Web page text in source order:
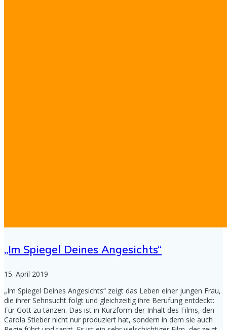
„Im Spiegel Deines Angesichts“
15. April 2019
„Im Spiegel Deines Angesichts“ zeigt das Leben einer jungen Frau,
die ihrer Sehnsucht folgt und gleichzeitig ihre Berufung entdeckt:
Für Gott zu tanzen. Das ist in Kurzform der Inhalt des Films, den
Carola Stieber nicht nur produziert hat, sondern in dem sie auch